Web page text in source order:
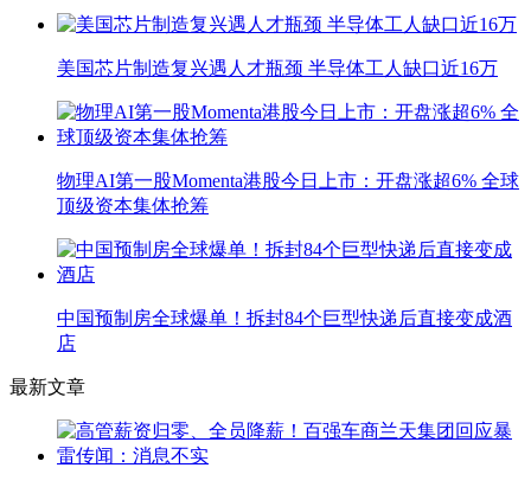
美国芯片制造复兴遇人才瓶颈 半导体工人缺口近16万
物理AI第一股Momenta港股今日上市：开盘涨超6% 全球
顶级资本集体抢筹
中国预制房全球爆单！拆封84个巨型快递后直接变成酒
店
最新文章